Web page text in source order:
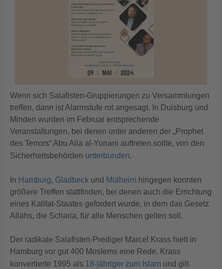
Wenn sich Salafisten-Gruppierungen zu Versammlungen
treffen, dann ist Alarmstufe rot angesagt. In Duisburg und
Minden wurden im Februar entsprechende
Veranstaltungen, bei denen unter anderen der „Prophet
des Terrors“ Abu Alia al-Yunani auftreten sollte, von den
Sicherheitsbehörden unterbunden.
In Hamburg, Gladbeck und Mülheim hingegen konnten
größere Treffen stattfinden, bei denen auch die Errichtung
eines Kalifat-Staates gefordert wurde, in dem das Gesetz
Allahs, die Scharia, für alle Menschen gelten soll.
Der radikale Salafisten-Prediger Marcel Krass hielt in
Hamburg vor gut 400 Moslems eine Rede. Krass
konvertierte 1995 als 18-jähriger zum Islam und gilt